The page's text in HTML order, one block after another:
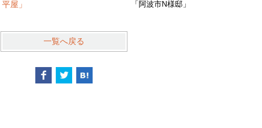
平屋」
「阿波市N様邸」
一覧へ戻る